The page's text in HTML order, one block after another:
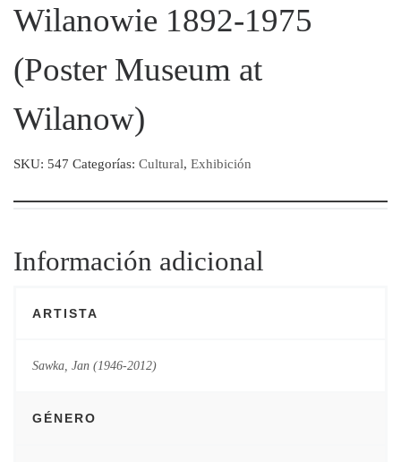
Wilanowie 1892-1975
(Poster Museum at
Wilanow)
SKU: 547 Categorías: Cultural, Exhibición
Información adicional
ARTISTA
Sawka, Jan (1946-2012)
GÉNERO